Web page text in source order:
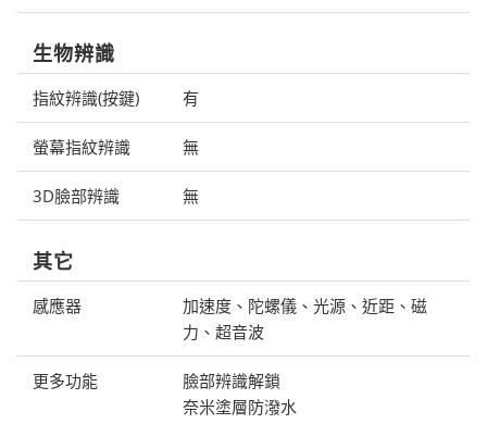
生物辨識
指紋辨識(按鍵) 有
螢幕指紋辨識 無
3D臉部辨識 無
其它
感應器
加速度、陀螺儀、光源、近距、磁
力、超音波
更多功能
臉部辨識解鎖
奈米塗層防潑水